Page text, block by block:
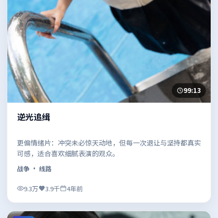
99:13
逆光追缉
更偏情绪片：冲突未必惊天动地，但每一次退让与坚持都真实
可感，适合喜欢细腻表演的观众。
战争 · 线路
9.3万 3.9千 4年前